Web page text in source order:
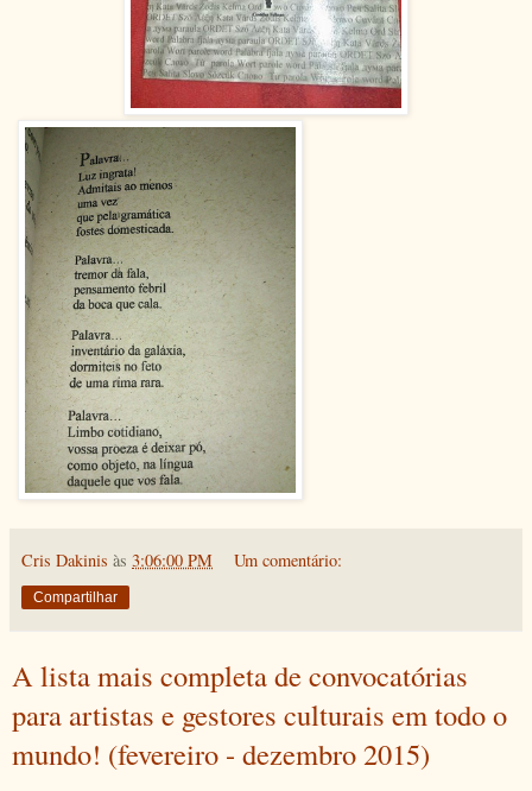
Cris Dakinis às 3:06:00 PM Um comentário:
Compartilhar
A lista mais completa de convocatórias
para artistas e gestores culturais em todo o
mundo! (fevereiro - dezembro 2015)